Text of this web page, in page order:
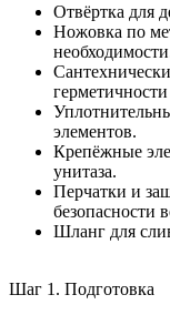
Отвёртка для
Ножовка по
элементов.
Крепёжные
унитаза.
Перчатки и
безопасности
Шланг для
Шаг 1. Подготовка